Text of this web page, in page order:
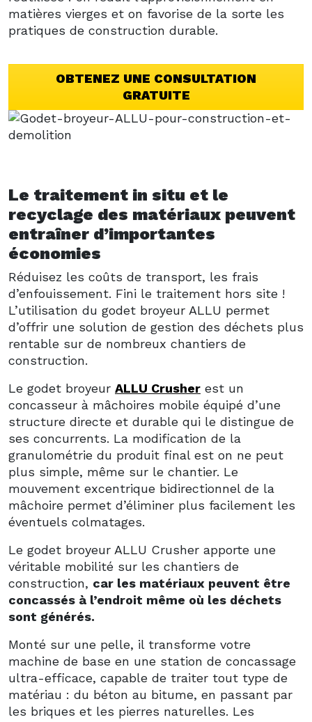
matières vierges et on favorise de la sorte les
pratiques de construction durable.
OBTENEZ UNE CONSULTATION
GRATUITE
Le traitement in situ et le
recyclage des matériaux peuvent
entraîner d’importantes
économies
Réduisez les coûts de transport, les frais
d’enfouissement. Fini le traitement hors site !
L’utilisation du godet broyeur ALLU permet
d’offrir une solution de gestion des déchets plus
rentable sur de nombreux chantiers de
construction.
Le godet broyeur ALLU Crusher est un
concasseur à mâchoires mobile équipé d’une
structure directe et durable qui le distingue de
ses concurrents. La modification de la
granulométrie du produit final est on ne peut
plus simple, même sur le chantier. Le
mouvement excentrique bidirectionnel de la
mâchoire permet d’éliminer plus facilement les
éventuels colmatages.
Le godet broyeur ALLU Crusher apporte une
véritable mobilité sur les chantiers de
construction, car les matériaux peuvent être
concassés à l’endroit même où les déchets
sont générés.
Monté sur une pelle, il transforme votre
machine de base en une station de concassage
ultra-efficace, capable de traiter tout type de
matériau : du béton au bitume, en passant par
les briques et les pierres naturelles. Les